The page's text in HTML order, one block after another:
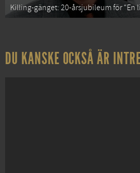
Killing-gänget: 20-årsjubileum för “En
DU KANSKE OCKSÅ ÄR